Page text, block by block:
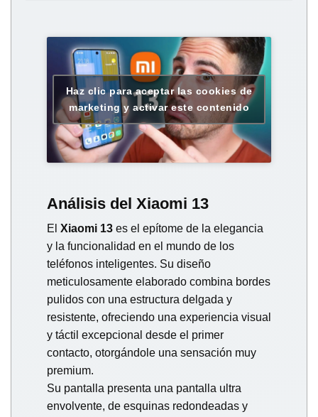
Haz clic para aceptar las cookies de
marketing y activar este contenido
Análisis del Xiaomi 13
El Xiaomi 13 es el epítome de la elegancia
y la funcionalidad en el mundo de los
teléfonos inteligentes. Su diseño
meticulosamente elaborado combina bordes
pulidos con una estructura delgada y
resistente, ofreciendo una experiencia visual
y táctil excepcional desde el primer
contacto, otorgándole una sensación muy
premium.
Su pantalla presenta una pantalla ultra
envolvente, de esquinas redondeadas y